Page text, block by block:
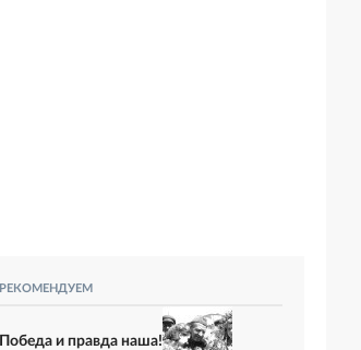
РЕКОМЕНДУЕМ
Победа и правда наша!